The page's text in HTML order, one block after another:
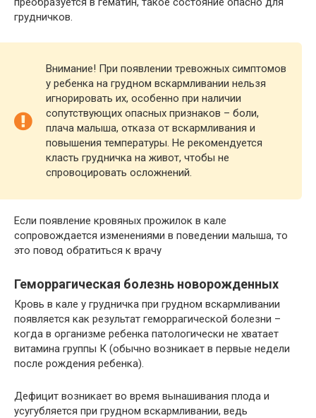
грудничков.
Внимание! При появлении тревожных симптомов
у ребенка на грудном вскармливании нельзя
игнорировать их, особенно при наличии
сопутствующих опасных признаков – боли,
плача малыша, отказа от вскармливания и
повышения температуры. Не рекомендуется
класть грудничка на живот, чтобы не
спровоцировать осложнений.
Если появление кровяных прожилок в кале
сопровождается изменениями в поведении малыша, то
это повод обратиться к врачу
Геморрагическая болезнь новорожденных
Кровь в кале у грудничка при грудном вскармливании
появляется как результат геморрагической болезни –
когда в организме ребенка патологически не хватает
витамина группы К (обычно возникает в первые недели
после рождения ребенка).
Дефицит возникает во время вынашивания плода и
усугубляется при грудном вскармливании, ведь